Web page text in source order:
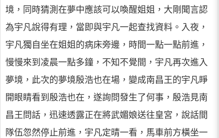
境，同時猜測在夢中應該可以喚醒姐姐，大剛聞言認
為宇凡說得有理，當即與宇凡一起查找資料。入夜，
宇凡獨自坐在姐姐的病床旁邊，時間一點一點前進，
慢慢來到凌晨一點多鐘，不知不覺間，宇凡再次進入
夢境，此次的夢境殷浩也在場，變成南昌王的宇凡睜
開眼睛看到殷浩也在，遂詢問發生了何事，殷浩見南
昌王問話，迅速透露正在將武媚娘送往皇宮，說話間
隊伍忽然停止前進，宇凡定晴一看，馬車前方橫坐一